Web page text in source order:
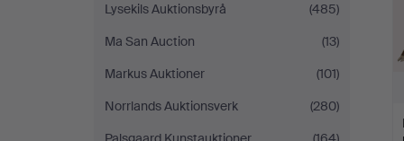
Lysekils Auktionsbyrå
(485)
Ma San Auction
(13)
Markus Auktioner
(101)
Norrlands Auktionsverk
(280)